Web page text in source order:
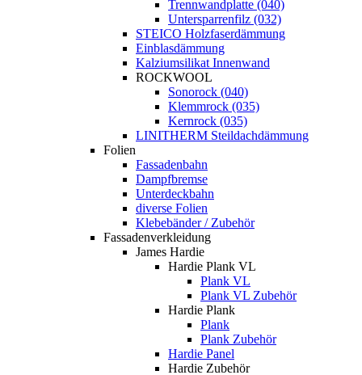
Trennwandplatte (040)
Untersparrenfilz (032)
STEICO Holzfaserdämmung
Einblasdämmung
Kalziumsilikat Innenwand
ROCKWOOL
Sonorock (040)
Klemmrock (035)
Kernrock (035)
LINITHERM Steildachdämmung
Folien
Fassadenbahn
Dampfbremse
Unterdeckbahn
diverse Folien
Klebebänder / Zubehör
Fassadenverkleidung
James Hardie
Hardie Plank VL
Plank VL
Plank VL Zubehör
Hardie Plank
Plank
Plank Zubehör
Hardie Panel
Hardie Zubehör